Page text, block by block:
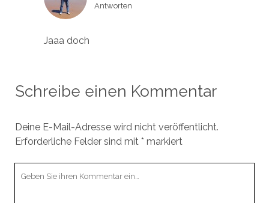
Antworten
Jaaa doch
Schreibe einen Kommentar
Deine E-Mail-Adresse wird nicht veröffentlicht.
Erforderliche Felder sind mit * markiert